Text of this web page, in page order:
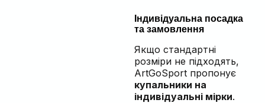
Індивідуальна посадка
та замовлення
Якщо стандартні
розміри не підходять,
ArtGoSport пропонує
купальники на
індивідуальні мірки.